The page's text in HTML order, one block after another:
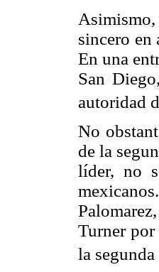
sincero en
En una
San
autoridad
No
de la
líder, no
Turner por
la